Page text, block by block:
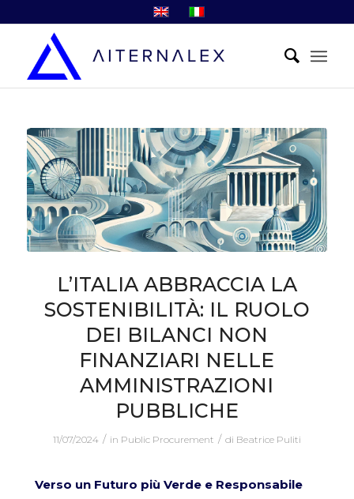
L’ITALIA ABBRACCIA LA
SOSTENIBILITÀ: IL RUOLO
DEI BILANCI NON
FINANZIARI NELLE
AMMINISTRAZIONI
PUBBLICHE
11/07/2024 / in Public Procurement / di Beatrice Puliti
Verso un Futuro più Verde e Responsabile